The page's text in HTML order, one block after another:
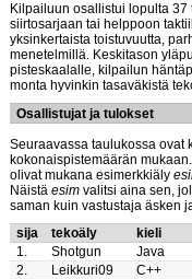
Kilpailuun osallistui lopulta
siirtosarjaan tai helppoon
yksinkertaista toistuvuutta,
menetelmillä. Keskitason
pisteskaalalle, kilpailun
monta hyvinkin tasaväkistä
Osallistujat ja tulokset
Seuraavassa taulukossa ovat
kokonaispistemäärän
olivat mukana esimerkkiäly
Näistä esim valitsi aina sen,
saman kuin vastustaja äsken
sija
tekoäly kieli
1.
Shotgun Java
2.
Leikkuri09 C++